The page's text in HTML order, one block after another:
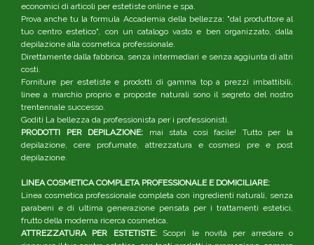
economici di articoli per estetiste online e spa.
Prova anche tu la formula Accademia della bellezza: "dal produttore al
tuo centro estetico", con un catalogo vasto e ben organizzato, dalla
depilazione alla cosmetica professionale.
Direttamente dalla fabbrica, senza intermediari e senza aggiunta di altri
costi.
Forniture per estetiste e prodotti di gamma top a prezzi imbattibili,
linee a marchio proprio e proposte naturali sono il segreto del nostro
trentennale successo.
Goditi La bellezza da professionista per i professionisti.
PRODOTTI PER DEPILAZIONE: mai stata così facile! Tutto per la
depilazione, cere profumate, attrezzatura e cosmesi pre e post
depilazione.
LINEA COSMETICA COMPLETA PROFESSIONALE E DOMICILIARE:
Linea cosmetica professionale completa con ingredienti naturali, senza
parabeni e di ultima generazione pensata per i trattamenti estetici,
frutto della moderna ricerca cosmetica.
ATTREZZATURA PER ESTETISTE:Scopri le novità per arredare o